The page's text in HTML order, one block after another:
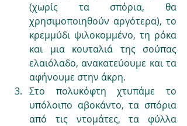
(χωρίς τα σπόρια, θα
χρησιμοποιηθούν αργότερα), το
κρεμμύδι ψιλοκομμένο, τη ρόκα
και μια κουταλιά της σούπας
ελαιόλαδο, ανακατεύουμε και τα
αφήνουμε στην άκρη.
Στο πολυκόφτη χτυπάμε το
υπόλοιπο αβοκάντο, τα σπόρια
από τις ντομάτες, τα φύλλα